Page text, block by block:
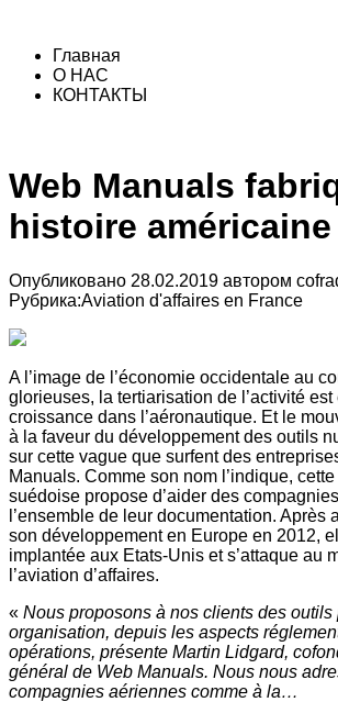
Главная
О НАС
КОНТАКТЫ
Web Manuals
histoire américaine
Опубликовано 28.02.2019 автором
Рубрика:Aviation d'affaires en France
A l’image de l’économie occidentale au
glorieuses, la tertiarisation de l’activité est
croissance dans l’aéronautique. Et le
à la faveur du développement des outils
sur cette vague que surfent des
Manuals. Comme son nom l’indique,
suédoise propose d’aider des
l’ensemble de leur documentation. Après
son développement en Europe en 2012,
implantée aux Etats-Unis et s’attaque au
l’aviation d’affaires.
« Nous proposons à nos clients des outils
organisation, depuis les aspects
opérations, présente Martin Lidgard,
général de Web Manuals. Nous nous
compagnies aériennes comme à la…